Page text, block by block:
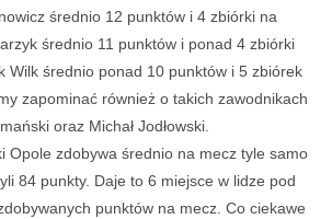
średnio 12 punktów i 4 zbiórki na
średnio 11 punktów i ponad 4 zbiórki
Wilk średnio ponad 10 punktów i 5 zbiórek
zapominać również o takich zawodnikach
oraz Michał Jodłowski.
Opole zdobywa średnio na mecz tyle samo
84 punkty. Daje to 6 miejsce w lidze pod
punktów na mecz. Co ciekawe